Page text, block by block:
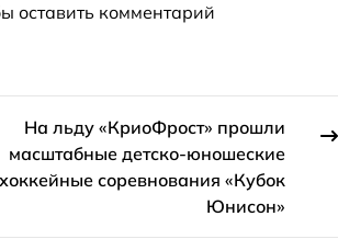
оставить комментарий
На льду «КриоФрост» прошли
масштабные детско-юношеские
хоккейные соревнования «Кубок
Юнисон»